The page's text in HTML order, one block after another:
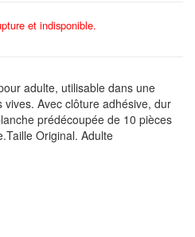
et indisponible.
adulte, utilisable dans une
Avec clôture adhésive, dur
prédécoupée de 10 pièces
Original. Adulte